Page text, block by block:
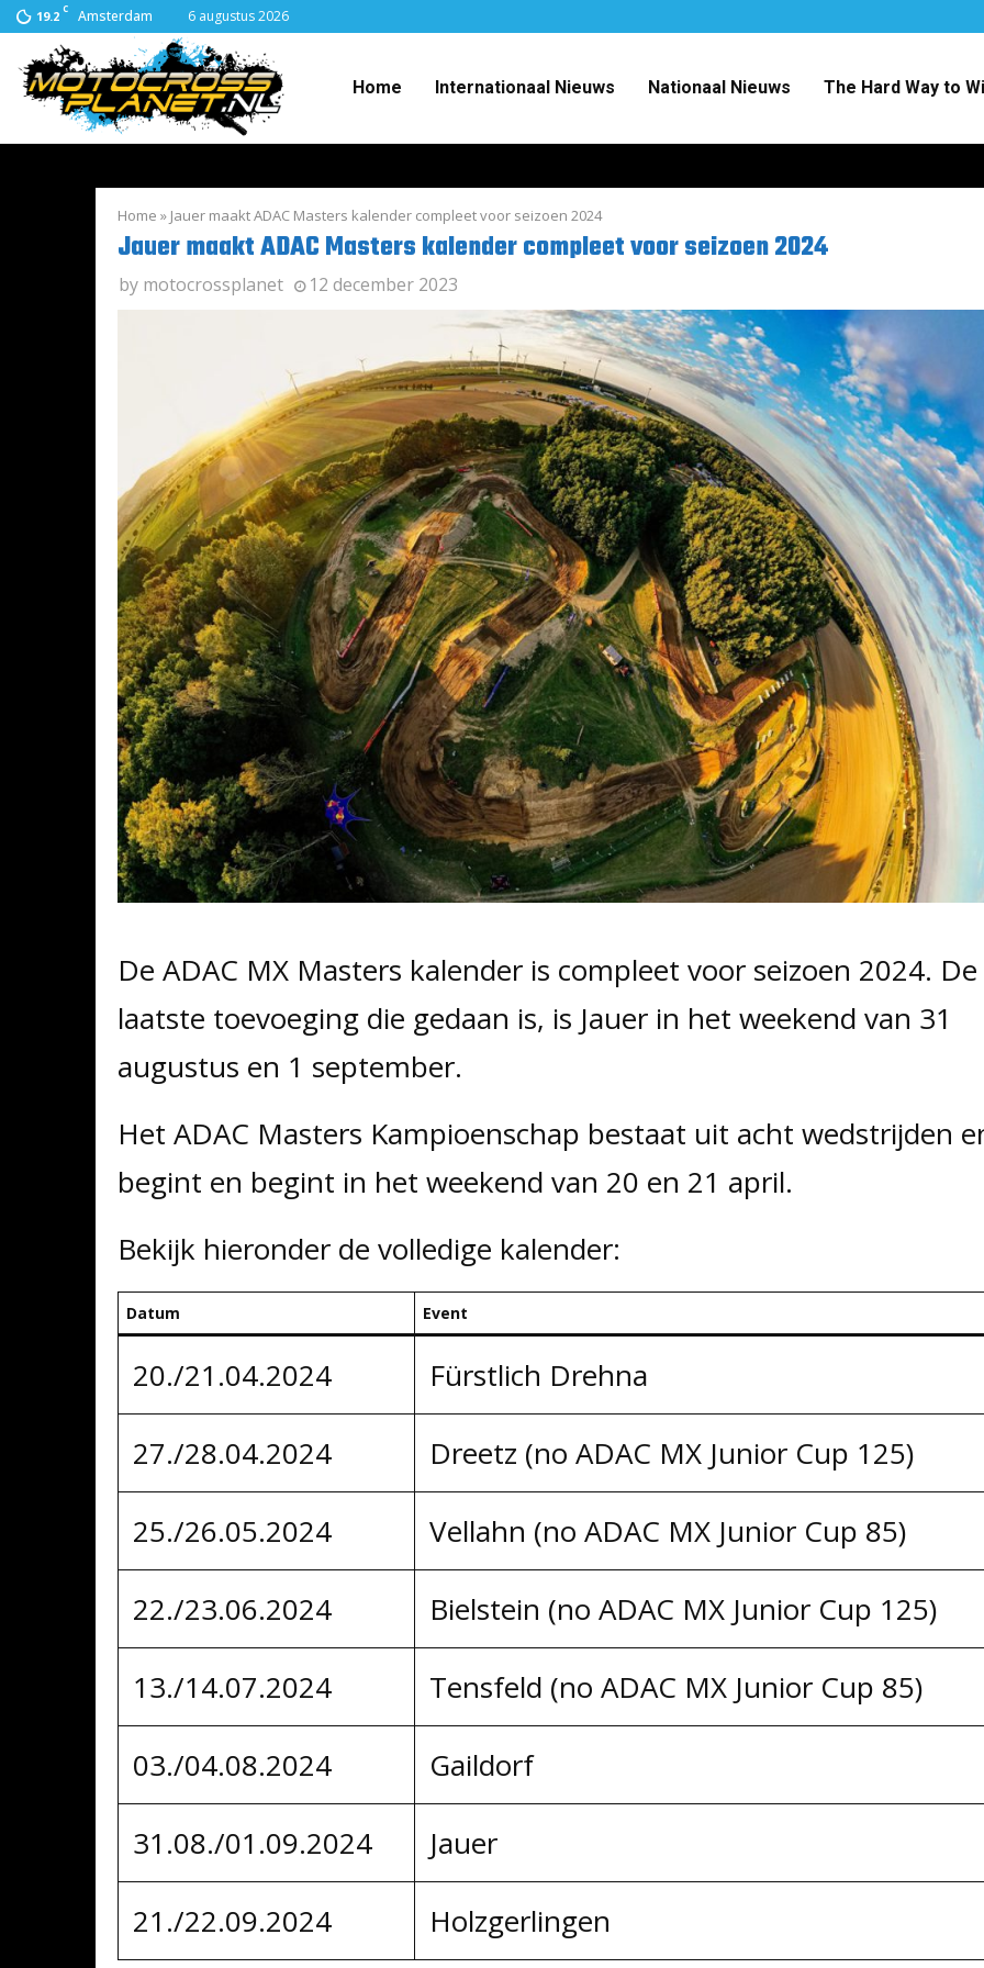
19.2 C Amsterdam 6 augustus 2026
Home Internationaal Nieuws Nationaal Nieuws The Hard Way to
Home » Jauer maakt ADAC Masters kalender compleet voor seizoen 2024
Jauer maakt ADAC Masters kalender compleet voor seizoen 2024
by motocrossplanet 12 december 2023
De ADAC MX Masters kalender is compleet voor seizoen 2024. De
laatste toevoeging die gedaan is, is Jauer in het weekend van 31
augustus en 1 september.
Het ADAC Masters Kampioenschap bestaat uit acht wedstrijden
begint en begint in het weekend van 20 en 21 april.
Bekijk hieronder de volledige kalender:
Datum Event
20./21.04.2024
Fürstlich Drehna
27./28.04.2024
Dreetz (no ADAC MX Junior Cup 125)
25./26.05.2024
Vellahn (no ADAC MX Junior Cup 85)
22./23.06.2024
Bielstein (no ADAC MX Junior Cup 125)
13./14.07.2024
Tensfeld (no ADAC MX Junior Cup 85)
03./04.08.2024
Gaildorf
31.08./01.09.2024
Jauer
21./22.09.2024
Holzgerlingen